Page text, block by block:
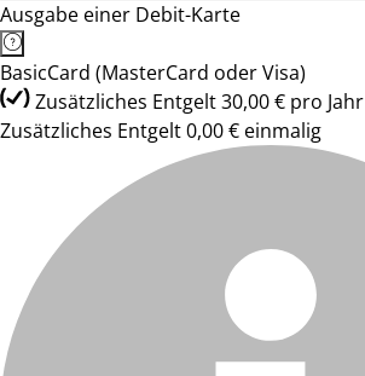
Ausgabe einer Debit-Karte
BasicCard (MasterCard oder Visa)
Zusätzliches Entgelt 30,00 € pro Jahr
Zusätzliches Entgelt 0,00 € einmalig